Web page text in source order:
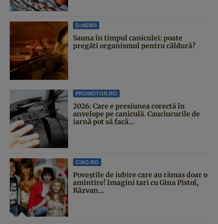
D:NEWS
Sauna în timpul caniculei: poate
pregăti organismul pentru căldură?
PROMOTOR.RO
2026: Care e presiunea corectă în
anvelope pe caniculă. Cauciucurile de
iarnă pot să facă...
CIAO.RO
Poveştile de iubire care au rămas doar o
amintire! Imagini tari cu Gina Pistol,
Răzvan...